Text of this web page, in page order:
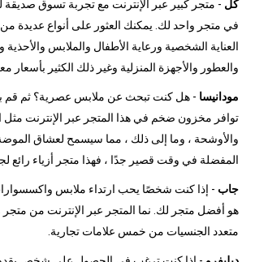
كل - متجر كبير عبر الإنترنت مع تجربة تسوق صديقة
في متجر واحد لك. يمكنك العثور على أنواع عديدة
العناية الشخصية ورعاية الأطفال والملابس والأحذية
والعطور والأجهزة المنزلية وغير ذلك الكثير بأسعار
مودانيسا - هل كنت تبحث عن ملابس عصرية؟ ثم قم
توافر مخزون ضخم في هذا المتجر عبر الإنترنت مثل
والأوشحة ، وما إلى ذلك ، مما سيسمح لعشاق الموضة
المفضلة في وقت قصير جدًا ، فهذا متجر أزياء رائع
جاب - إذا كنت شخصًا يحب ارتداء ملابس
هو أفضل متجر لك. نما المتجر عبر الإنترنت من متجر
متعدد الجنسيات من خمس علامات تجارية.